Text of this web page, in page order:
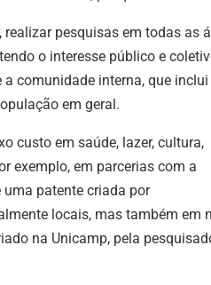
pesquisas em todas as
o interesse público e
comunidade interna, que inclui
em geral.
custo em saúde, lazer, cultura,
exemplo, em parcerias com a
patente criada por
locais, mas também em
na Unicamp, pela